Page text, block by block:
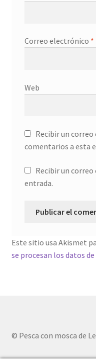
Correo electrónico *
Web
Recibir un
comentarios a esta
Recibir un
entrada.
Este sitio usa Akismet
se procesan los datos
© Pesca con mosca de